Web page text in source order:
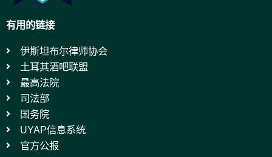
有用的链接
伊斯坦布尔律师协会
土耳其酒吧联盟
最高法院
司法部
国务院
UYAP信息系统
官方公报